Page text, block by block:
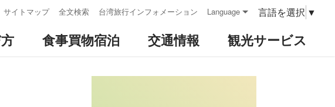
サイトマップ 全文検索 台湾旅行インフォメーション Language 言語を選択 ▼
食事買物宿泊 交通情報 観光サービス